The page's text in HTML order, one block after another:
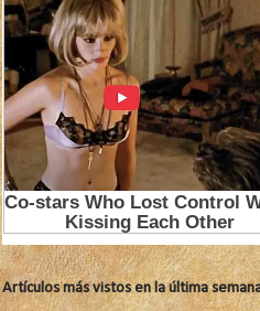
Artículos más vistos en la última